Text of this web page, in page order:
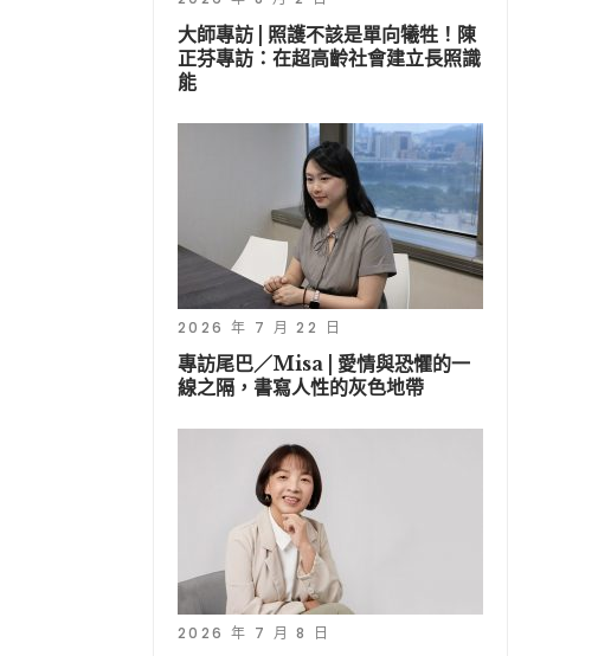
大師專訪 | 照護不該是單向犧牲！陳
正芬專訪：在超高齡社會建立長照識
能
2026 年 7 月 22 日
專訪尾巴／Misa | 愛情與恐懼的一
線之隔，書寫人性的灰色地帶
2026 年 7 月 8 日